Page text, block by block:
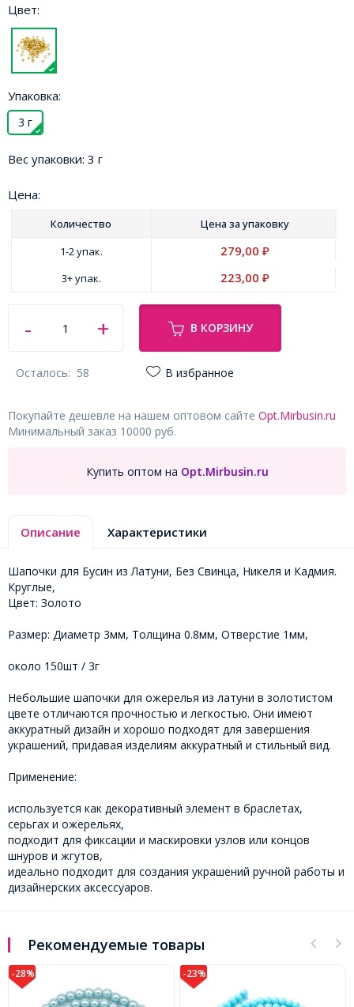
Цвет:
Упаковка:
3 г
Вес упаковки: 3 г
Цена:
Количество Цена за упаковку
1-2 упак.
279,00 ₽
3+ упак. 223,00 ₽
В КОРЗИНУ
Осталось: 58 В избранное
Покупайте дешевле на нашем оптовом сайте Opt.Mirbusin.ru
Минимальный заказ 10000 руб.
Купить оптом на Opt.Mirbusin.ru
Описание Характеристики
Шапочки для Бусин из Латуни, Без Свинца, Никеля и Кадмия.
Круглые,
Цвет: Золото
Размер: Диаметр 3мм, Толщина 0.8мм, Отверстие 1мм,
около 150шт / 3г
Небольшие шапочки для ожерелья из латуни в золотистом
цвете отличаются прочностью и легкостью. Они имеют
аккуратный дизайн и хорошо подходят для завершения
украшений, придавая изделиям аккуратный и стильный вид.
Применение:
используется как декоративный элемент в браслетах,
серьгах и ожерельях,
подходит для фиксации и маскировки узлов или концов
шнуров и жгутов,
идеально подходит для создания украшений ручной работы и
дизайнерских аксессуаров.
Рекомендуемые товары
-28% -23%